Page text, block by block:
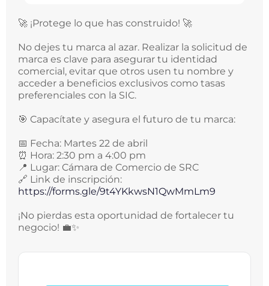
🚀 ¡Protege lo que has construido! 🚀
No dejes tu marca al azar. Realizar la solicitud de
marca es clave para asegurar tu identidad
comercial, evitar que otros usen tu nombre y
acceder a beneficios exclusivos como tasas
preferenciales con la SIC.
🎯 Capacítate y asegura el futuro de tu marca:
📅 Fecha: Martes 22 de abril
⏰ Hora: 2:30 pm a 4:00 pm
📍 Lugar: Cámara de Comercio de SRC
🔗 Link de inscripción:
https://forms.gle/9t4YKkwsN1QwMmLm9
¡No pierdas esta oportunidad de fortalecer tu
negocio! 💼✨